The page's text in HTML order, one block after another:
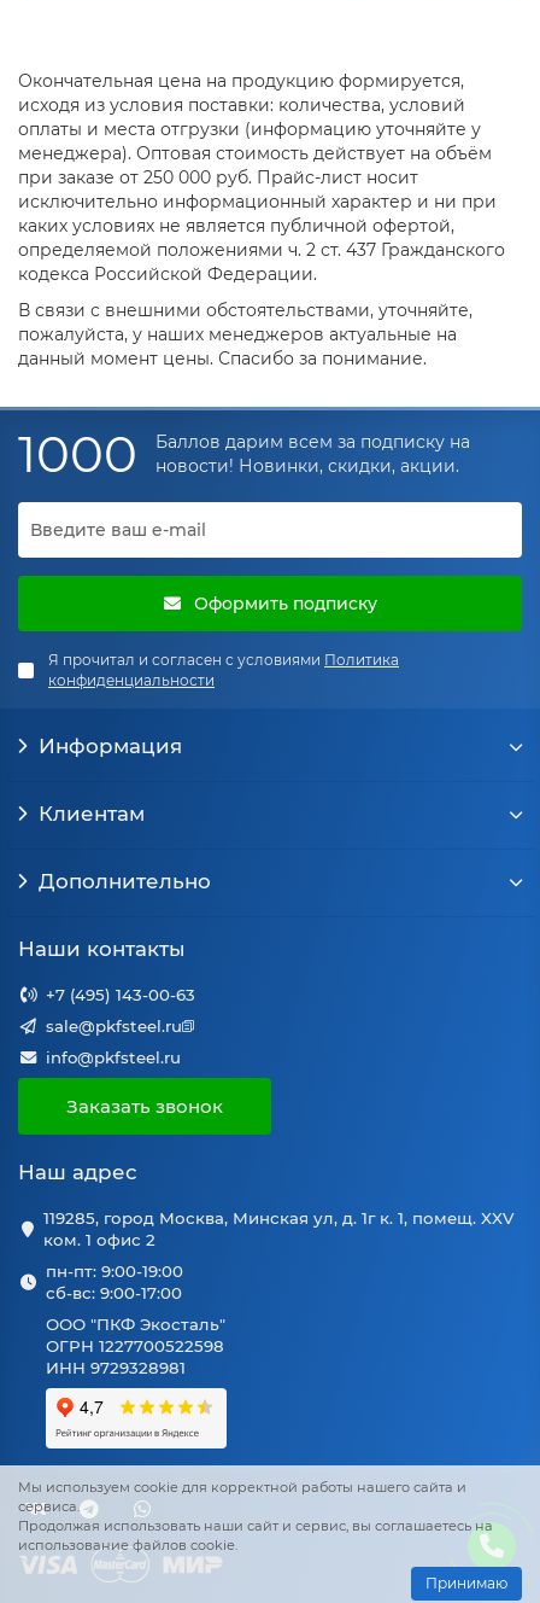
Окончательная цена на продукцию формируется,
исходя из условия поставки: количества, условий
оплаты и места отгрузки (информацию уточняйте у
менеджера). Оптовая стоимость действует на объём
при заказе от 250 000 руб. Прайс-лист носит
исключительно информационный характер и ни при
каких условиях не является публичной офертой,
определяемой положениями ч. 2 ст. 437 Гражданского
кодекса Российской Федерации.
В связи с внешними обстоятельствами, уточняйте,
пожалуйста, у наших менеджеров актуальные на
данный момент цены. Спасибо за понимание.
Мы используем cookie для корректной работы нашего сайта и
сервиса.
Продолжая использовать наши сайт и сервис, вы соглашаетесь на
использование файлов cookie.
Принимаю
1000
Баллов дарим всем за подписку на
новости! Новинки, скидки, акции.
Оформить подписку
Я прочитал и согласен с условиями Политика
конфиденциальности
Информация
Клиентам
Дополнительно
Наши контакты
+7 (495) 143-00-63
sale@pkfsteel.ru
info@pkfsteel.ru
Заказать звонок
Наш адрес
119285, город Москва, Минская ул, д. 1г к. 1, помещ. XXV
ком. 1 офис 2
пн-пт: 9:00-19:00
сб-вс: 9:00-17:00
ООО "ПКФ Экосталь"
ОГРН 1227700522598
ИНН 9729328981